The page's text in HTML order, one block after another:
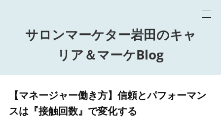
サロンマーケター岩田のキャ
リア＆マーケBlog
【マネージャー働き方】信頼とパフォーマン
スは『接触回数』で変化する